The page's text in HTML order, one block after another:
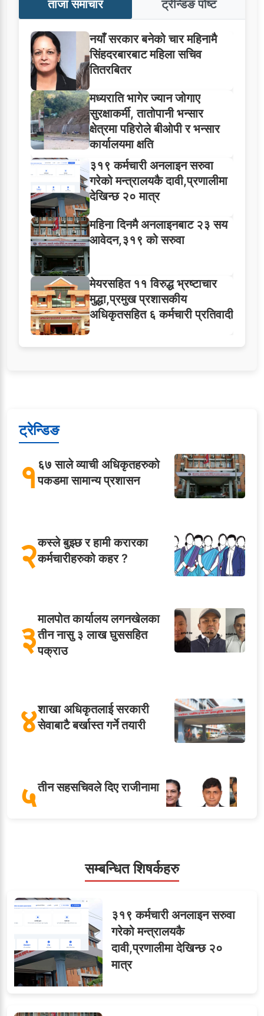
ताजा समाचार ट्रेन्डिङ पोष्ट
नयाँ सरकार बनेको चार महिनामै
सिंहदरबारबाट महिला सचिव
तितरबितर
मध्यराति भागेर ज्यान जोगाए
सुरक्षाकर्मी, तातोपानी भन्सार
क्षेत्रमा पहिरोले बीओपी र भन्सार
कार्यालयमा क्षति
३१९ कर्मचारी अनलाइन सरुवा
गरेको मन्त्रालयकै दावी,प्रणालीमा
देखिन्छ २० मात्र
महिना दिनमै अनलाइनबाट २३ सय
आवेदन,३१९ को सरुवा
मेयरसहित ११ विरुद्ध भ्रष्टाचार
मुद्धा,प्रमुख प्रशासकीय
अधिकृतसहित ६ कर्मचारी प्रतिवादी
ट्रेन्डिङ
१६७ साले व्याची अधिकृतहरुको
पकडमा सामान्य प्रशासन
२कस्ले बुझ्छ र हामी करारका
कर्मचारीहरुको कहर ?
३मालपोत कार्यालय लगनखेलका
तीन नासु ३ लाख घुससहित
पक्राउ
४शाखा अधिकृतलाई सरकारी
सेवाबाटै बर्खास्त गर्ने तयारी
५तीन सहसचिवले दिए राजीनामा
सहसचिवमा प्रथम भएका
विजयकुमार शर्माको लोकसेवा
टिप्स
७ओएनएमका नाममा अत्याचार :
सब–इन्जिनियरहरुको गम्भीर
ध्यानाकर्षण
सम्बन्धित शिषर्कहरु
३१९ कर्मचारी अनलाइन सरुवा
गरेको मन्त्रालयकै
दावी,प्रणालीमा देखिन्छ २०
मात्र